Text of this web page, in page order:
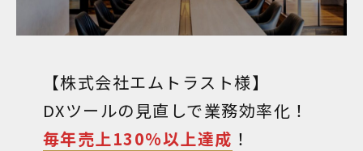
【株式会社エムトラスト様】
DXツールの見直しで業務効率化！
毎年売上130%以上達成 ！